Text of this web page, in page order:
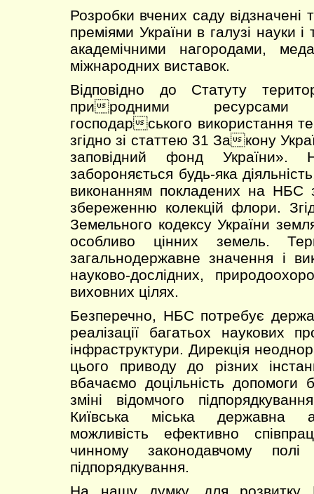
Розробки вчених саду
преміями України в галузі науки і
академічними нагородами,
міжнародних виставок.
Відповідно до Статуту
природними
господарського використання
згідно зі статтею 31 Закону
заповідний фонд України».
забороняється будь-яка
виконанням покладених на НБС
збереженню колекцій флори.
Земельного кодексу України
особливо цінних земель.
загальнодержавне значення і
науково-дослідних,
виховних цілях.
Безперечно, НБС потребує
реалізації багатьох наукових
інфраструктури. Дирекція
цього приводу до різних
вбачаємо доцільність допомоги
зміні відомчого
Київська міська державна
можливість ефективно
чинному законодавчому
підпорядкування.